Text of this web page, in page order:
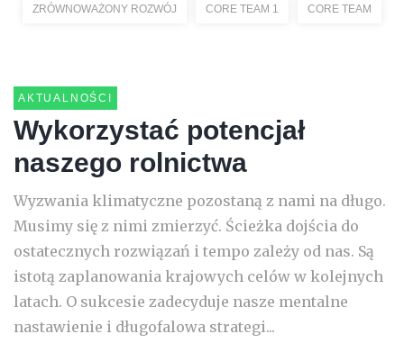
ZRÓWNOWAŻONY ROZWÓJ CORE TEAM 1 CORE TEAM
AKTUALNOŚCI
Wykorzystać potencjał
naszego rolnictwa
Wyzwania klimatyczne pozostaną z nami na długo.
Musimy się z nimi zmierzyć. Ścieżka dojścia do
ostatecznych rozwiązań i tempo zależy od nas. Są
istotą zaplanowania krajowych celów w kolejnych
latach. O sukcesie zadecyduje nasze mentalne
nastawienie i długofalowa strategi...